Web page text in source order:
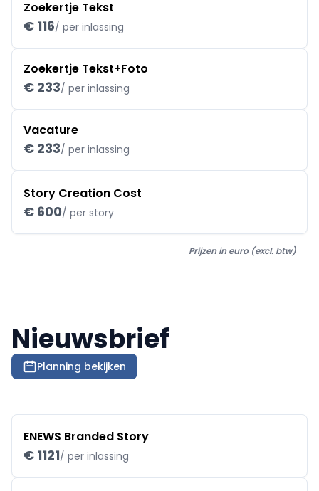
Zoekertje Tekst
€ 116/ per inlassing
Zoekertje Tekst+Foto
€ 233/ per inlassing
Vacature
€ 233/ per inlassing
Story Creation Cost
€ 600/ per story
Prijzen in euro (excl. btw)
Nieuwsbrief
Planning bekijken
ENEWS Branded Story
€ 1121/ per inlassing